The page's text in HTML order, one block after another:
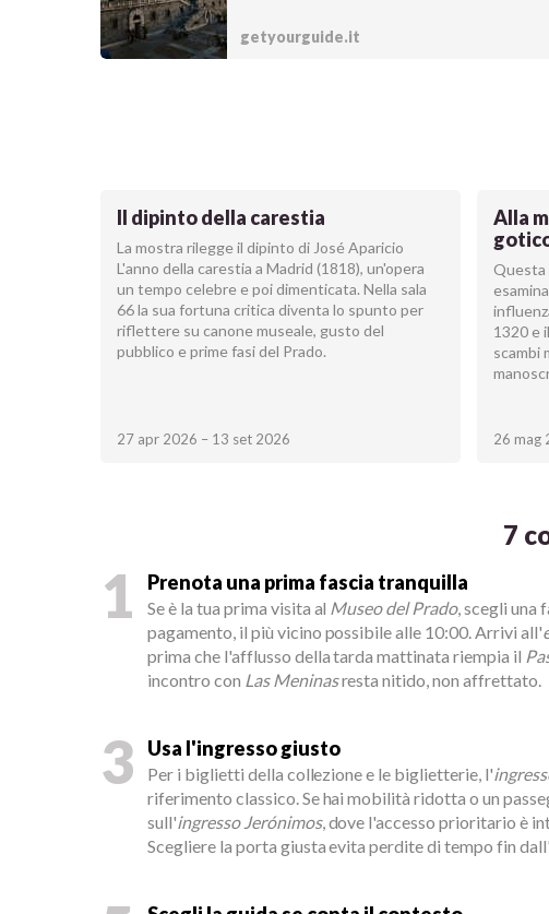
getyourguide.it
Il dipinto della carestia
La mostra rilegge il dipinto di José Aparicio
L'anno della carestia a Madrid (1818), un'opera
un tempo celebre e poi dimenticata. Nella sala
66 la sua fortuna critica diventa lo spunto per
riflettere su canone museale, gusto del
pubblico e prime fasi del Prado.
27 apr 2026 – 13 set 2026
Alla
Questa
1320 e
scambi
26 mag
7
1 Prenota una prima fascia tranquilla
Se è la tua prima visita al Museo del Prado, scegli una
pagamento, il più vicino possibile alle 10:00. Arrivi all'
prima che l'afflusso della tarda mattinata riempia il
incontro con Las Meninasresta nitido, non affrettato.
3 Usa l'ingresso giusto
Per i biglietti della collezione e le biglietterie, l'
riferimento classico. Se hai mobilità ridotta o un
sull'ingresso Jerónimos, dove l'accesso prioritario è
Scegliere la porta giusta evita perdite di tempo fin